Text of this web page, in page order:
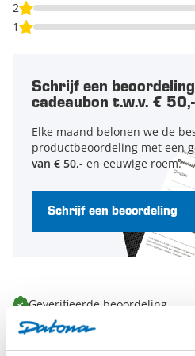
2
1
Schrijf een
cadeaubon t.w.v. € 50,-
Elke maand belonen we de
productbeoordeling met een
van € 50,- en eeuwige roem.
Schrijf een beoordeling
Geverifieerde beoordeling
‘Mooi’